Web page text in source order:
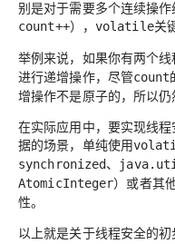
别是对于需要多个连续操
count++）， volatile关
举例来说，如果你有两个
进行递增操作，尽管count
增操作不是原子的，所以仍
在实际应用中，要实现线
据的场景，单纯使用
synchronized、
AtomicInteger）或者其
性。
以上就是关于线程安全的